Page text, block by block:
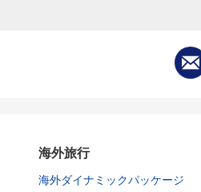
海外旅行
海外ダイナミックパッケージ